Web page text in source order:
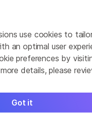
use cookies to
an optimal user
preferences by
details, please
Got it